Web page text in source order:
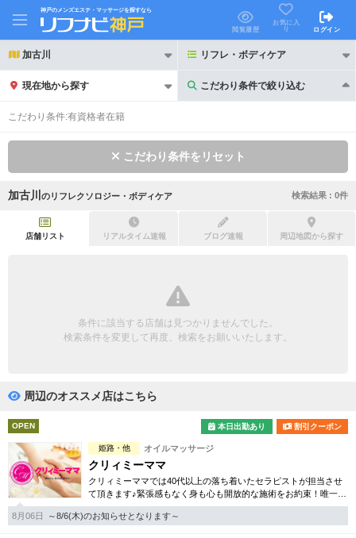
神戸のメンズエステ・マッサージを探すなら
閲覧履歴
お気に入
り
ログイン
加古川 リフレ・ボディケア
現在地から探す こだわり条件で絞り込む
こだわり条件で絞り込む
初回割引あり リピーター割引あり
団体様歓迎
ペアルームあり
フットバスあり 岩盤浴あり
専用駐車場あり 有資格者在籍
日本人スタッフのみ 女性スタッフのみ
スタッフ指名可
こだわり条件:有資格者在籍
こだわり条件をリセット
加古川 のリフレクソロジー・ボディケア 検索結果 : 0件
店舗リスト リアルタイム速報 ブログ速報 周辺地図から探す
条件に該当する店舗は見つかりませんでした。
検索条件を変更して再度、検索をお願いいたします。
周辺のオススメ店はこちら
OPEN 本日出勤あり 割引クーポン
姫路・他 オイルマッサージ
クリィミーママ
クリィミーママでは40代以上の落ち着いたセラピストが担当させ
て頂きます♪緊張感もなく身も心も開放的な施術をお約束！唯一無
二のミセス専門店となります。
8月06日
～8/6(木)のお知らせとなります～